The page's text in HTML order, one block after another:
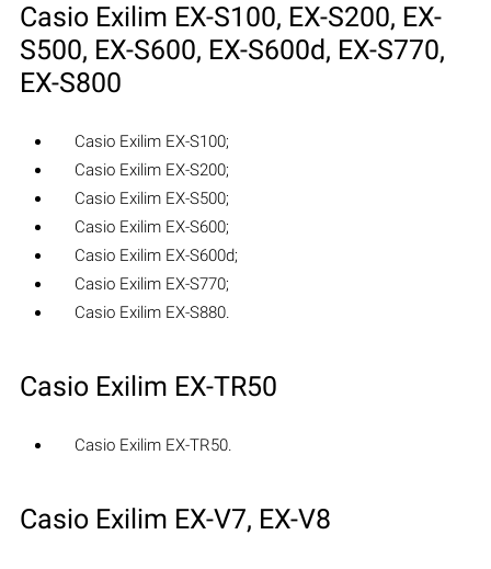
Casio Exilim EX-S100, EX-S200, EX-
S500, EX-S600, EX-S600d, EX-S770,
EX-S800
Casio Exilim EX-S100;
Casio Exilim EX-S200;
Casio Exilim EX-S500;
Casio Exilim EX-S600;
Casio Exilim EX-S600d;
Casio Exilim EX-S770;
Casio Exilim EX-S880.
Casio Exilim EX-TR50
Casio Exilim EX-TR50.
Casio Exilim EX-V7, EX-V8